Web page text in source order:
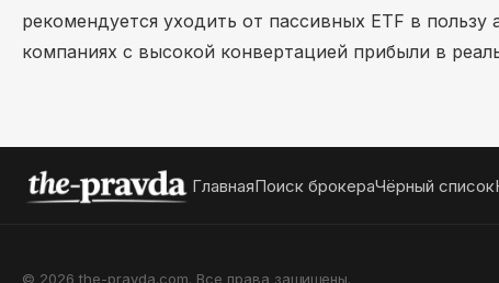
рекомендуется уходить от пассивных ETF в
компаниях с высокой конвертацией прибыли в
ГлавнаяПоиск брокераЧёрный список
© 2026 the-pravda.com. Все права защищены.